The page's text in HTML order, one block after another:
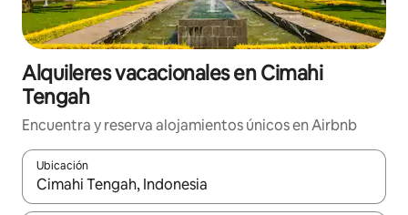
Alquileres vacacionales en Cimahi
Tengah
Encuentra y reserva alojamientos únicos en Airbnb
Ubicación
Cuando los resultados estén disponibles, navega con las